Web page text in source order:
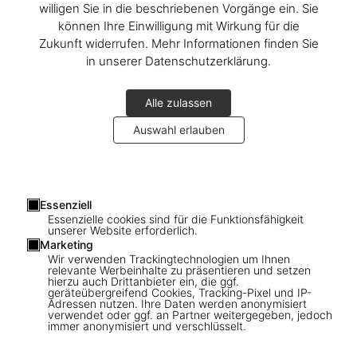
willigen Sie in die beschriebenen Vorgänge ein. Sie
können Ihre Einwilligung mit Wirkung für die
Zukunft widerrufen. Mehr Informationen finden Sie
in unserer Datenschutzerklärung.
Alle zulassen
Auswahl erlauben
Essenziell
Essenzielle cookies sind für die Funktionsfähigkeit
unserer Website erforderlich.
Marketing
Wir verwenden Trackingtechnologien um Ihnen
relevante Werbeinhalte zu präsentieren und setzen
hierzu auch Drittanbieter ein, die ggf.
geräteübergreifend Cookies, Tracking-Pixel und IP-
Adressen nutzen. Ihre Daten werden anonymisiert
verwendet oder ggf. an Partner weitergegeben, jedoch
immer anonymisiert und verschlüsselt.
2017: On the evening of December 6, TASCHEN StoreMiami
welcomed the world-renownedBeatriz Milhazesto celebrate the
launch of her widely anticipated Collector’s Edition.
In partnership with the Financial Times, FT arts editor Jan Dalley
hosted a Q&A with the artist. Milhazes took the time to share
anecdotes from her career and thrilled the crowd by personalizing
and its visitors were transported to Rio de Janeiro, Beatriz’s
hometown.
Connect
Company